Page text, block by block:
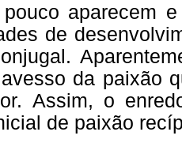
aparecem
de
da paixão
Assim, o
de paixão